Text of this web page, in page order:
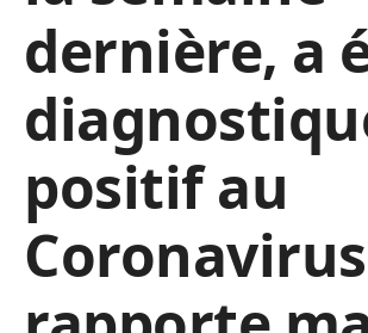
dernière, a
positif au